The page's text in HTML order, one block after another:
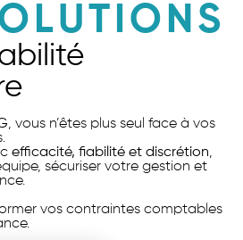
, vous n’êtes plus seul face à vos
efficacité, fiabilité et discrétion,
sécuriser votre gestion et
vos contraintes comptables